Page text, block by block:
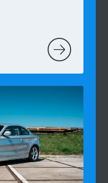
MEER OVER